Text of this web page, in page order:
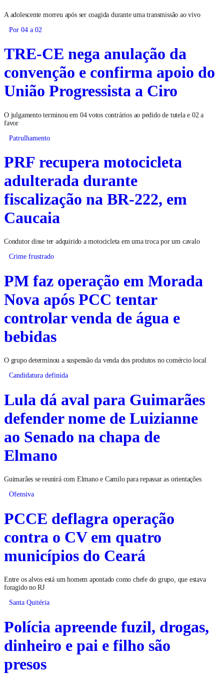
A adolescente morreu após ser coagida durante uma transmissão ao vivo
Por 04 a 02
TRE-CE nega anulação da
convenção e confirma apoio do
União Progressista a Ciro
O julgamento terminou em 04 votos contrários ao pedido de tutela e 02 a
favor
Patrulhamento
PRF recupera motocicleta
adulterada durante
fiscalização na BR-222, em
Caucaia
Condutor disse ter adquirido a motocicleta em uma troca por um cavalo
Crime frustrado
PM faz operação em Morada
Nova após PCC tentar
controlar venda de água e
bebidas
O grupo determinou a suspensão da venda dos produtos no comércio local
Candidatura definida
Lula dá aval para Guimarães
defender nome de Luizianne
ao Senado na chapa de
Elmano
Guimarães se reunirá com Elmano e Camilo para repassar as orientações
Ofensiva
PCCE deflagra operação
contra o CV em quatro
municípios do Ceará
Entre os alvos está um homem apontado como chefe do grupo, que estava
foragido no RJ
Santa Quitéria
Polícia apreende fuzil, drogas,
dinheiro e pai e filho são
presos